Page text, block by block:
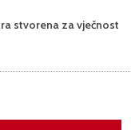
stvorena za vječnost